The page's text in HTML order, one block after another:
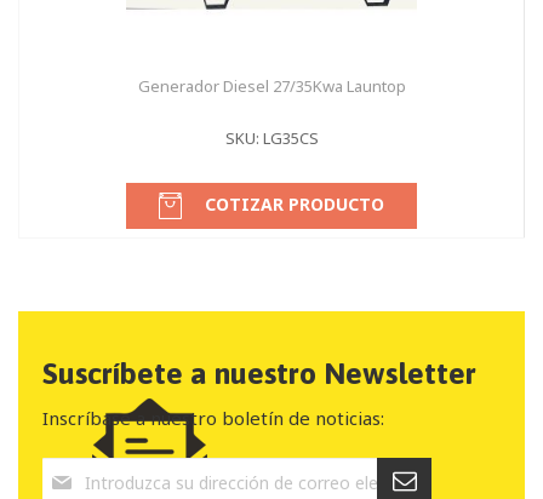
Generador Diesel 27/35Kwa Launtop
SKU: LG35CS
COTIZAR PRODUCTO
Suscríbete a nuestro Newsletter
Inscríbase a nuestro boletín de noticias: